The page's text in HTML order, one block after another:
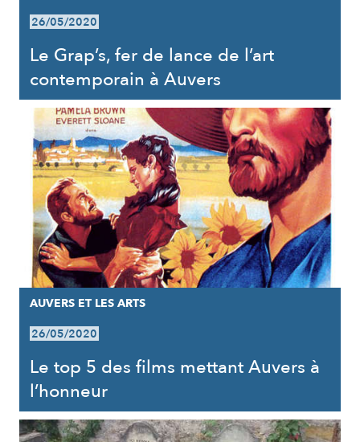
26/05/2020
Le Grap’s, fer de lance de l’art
contemporain à Auvers
AUVERS ET LES ARTS
26/05/2020
Le top 5 des films mettant Auvers à
l’honneur